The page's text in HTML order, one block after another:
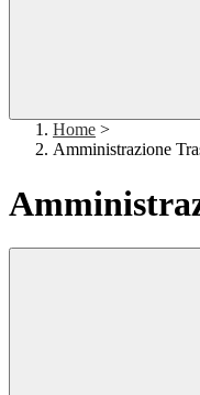
Home >
Amministrazione